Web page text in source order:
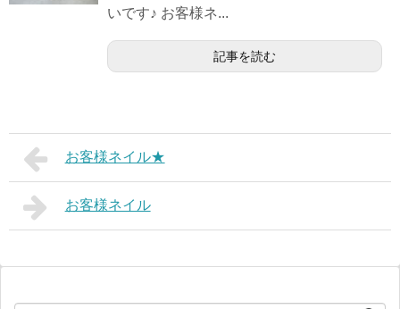
いです♪ お客様ネ...
記事を読む
お客様ネイル★
お客様ネイル